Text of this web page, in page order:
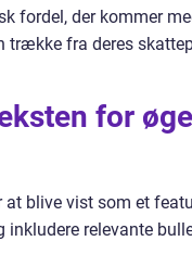
fordel, der kommer
trække fra deres
for
blive vist som et
inkludere relevante